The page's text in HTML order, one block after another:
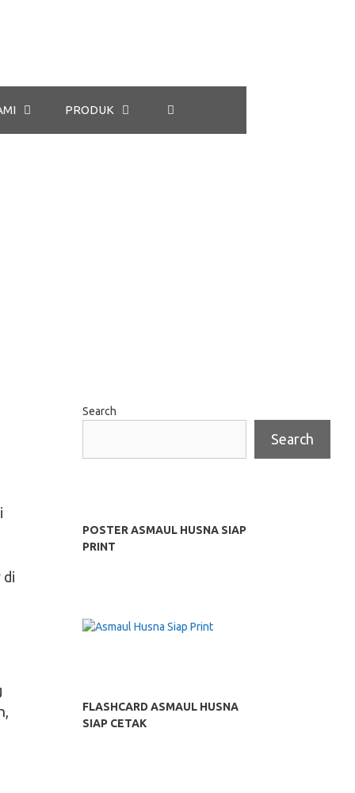
PRODUK
di
Search
Search
POSTER ASMAUL HUSNA SIAP
PRINT
FLASHCARD ASMAUL HUSNA
SIAP CETAK